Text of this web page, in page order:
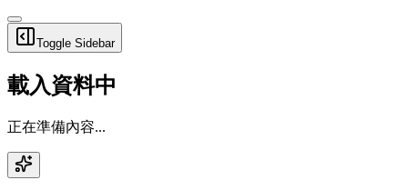
Toggle Sidebar
載入資料中
正在準備內容...